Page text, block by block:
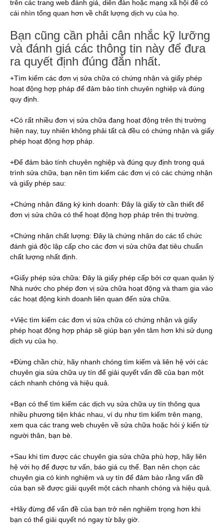
trên các trang web đánh giá, diễn đàn hoặc mạng xã hội để có
cái nhìn tổng quan hơn về chất lượng dịch vụ của họ.
Bạn cũng cần phải cân nhắc kỹ lưỡng
và đánh giá các thông tin này để đưa
ra quyết định đúng đắn nhất.
+Tìm kiếm các đơn vị sửa chữa có chứng nhận và giấy phép
hoạt động hợp pháp để đảm bảo tính chuyên nghiệp và đúng
quy định.
+Có rất nhiều đơn vị sửa chữa đang hoạt động trên thị trường
hiện nay, tuy nhiên không phải tất cả đều có chứng nhận và giấy
phép hoạt động hợp pháp.
+Để đảm bảo tính chuyên nghiệp và đúng quy định trong quá
trình sửa chữa, bạn nên tìm kiếm các đơn vị có các chứng nhận
và giấy phép sau:
+Chứng nhận đăng ký kinh doanh: Đây là giấy tờ cần thiết để
đơn vị sửa chữa có thể hoạt động hợp pháp trên thị trường.
+Chứng nhận chất lượng: Đây là chứng nhận do các tổ chức
đánh giá độc lập cấp cho các đơn vị sửa chữa đạt tiêu chuẩn
chất lượng nhất định.
+Giấy phép sửa chữa: Đây là giấy phép cấp bởi cơ quan quản lý
Nhà nước cho phép đơn vị sửa chữa hoạt động và tham gia vào
các hoạt động kinh doanh liên quan đến sửa chữa.
+Việc tìm kiếm các đơn vị sửa chữa có chứng nhận và giấy
phép hoạt động hợp pháp sẽ giúp bạn yên tâm hơn khi sử dụng
dịch vụ của họ.
+Đừng chần chừ, hãy nhanh chóng tìm kiếm và liên hệ với các
chuyên gia sửa chữa uy tín để giải quyết vấn đề của bạn một
cách nhanh chóng và hiệu quả.
+Bạn có thể tìm kiếm các dịch vụ sửa chữa uy tín thông qua
nhiều phương tiện khác nhau, ví dụ như tìm kiếm trên mạng,
xem qua các trang web chuyên về sửa chữa hoặc hỏi ý kiến từ
người thân, bạn bè.
+Sau khi tìm được các chuyên gia sửa chữa phù hợp, hãy liên
hệ với họ để được tư vấn, báo giá cụ thể. Bạn nên chọn các
chuyên gia có kinh nghiệm và uy tín để đảm bảo rằng vấn đề
của bạn sẽ được giải quyết một cách nhanh chóng và hiệu quả.
+Hãy đừng để vấn đề của bạn trở nên nghiêm trọng hơn khi
bạn có thể giải quyết nó ngay từ bây giờ.